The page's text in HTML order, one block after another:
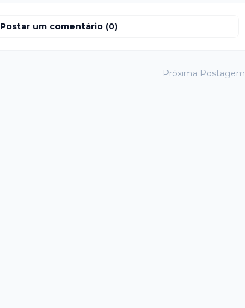
Postar um comentário (0)
Próxima Postagem